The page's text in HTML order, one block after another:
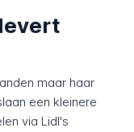
maar haar
een kleinere
via Lidl's